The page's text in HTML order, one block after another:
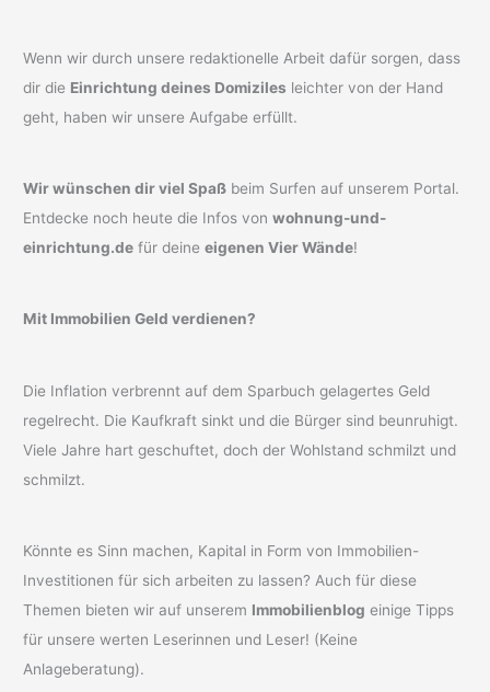
Wenn wir durch unsere redaktionelle Arbeit dafür sorgen, dass
dir die Einrichtung deines Domiziles leichter von der Hand
geht, haben wir unsere Aufgabe erfüllt.
Wir wünschen dir viel Spaß beim Surfen auf unserem Portal.
Entdecke noch heute die Infos vonwohnung-und-
einrichtung.de für deineeigenen Vier Wände!
Mit Immobilien Geld verdienen?
Die Inflation verbrennt auf dem Sparbuch gelagertes Geld
regelrecht. Die Kaufkraft sinkt und die Bürger sind beunruhigt.
Viele Jahre hart geschuftet, doch der Wohlstand schmilzt und
schmilzt.
Könnte es Sinn machen, Kapital in Form von Immobilien-
Investitionen für sich arbeiten zu lassen? Auch für diese
Themen bieten wir auf unserem Immobilienblog einige Tipps
für unsere werten Leserinnen und Leser! (Keine
Anlageberatung).